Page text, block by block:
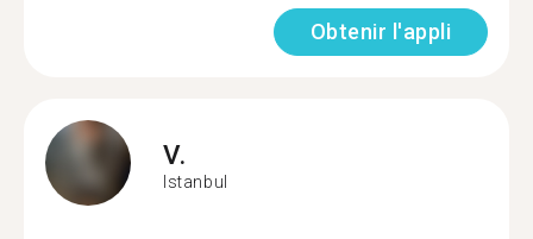
Obtenir l'appli
V.
Istanbul